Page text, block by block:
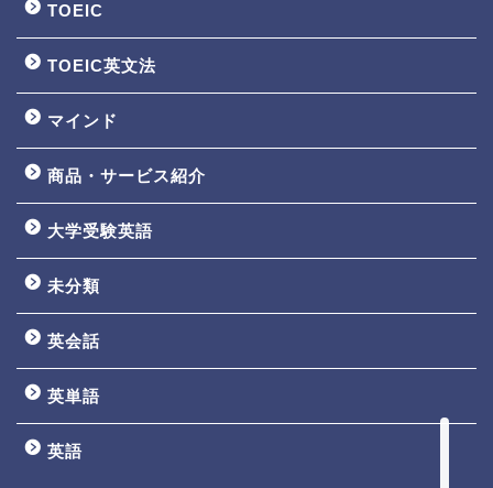
TOEIC
TOEIC英文法
マインド
商品・サービス紹介
大学受験英語
未分類
英会話
英単語
英語
TOEIC3ヵ月で800点講座